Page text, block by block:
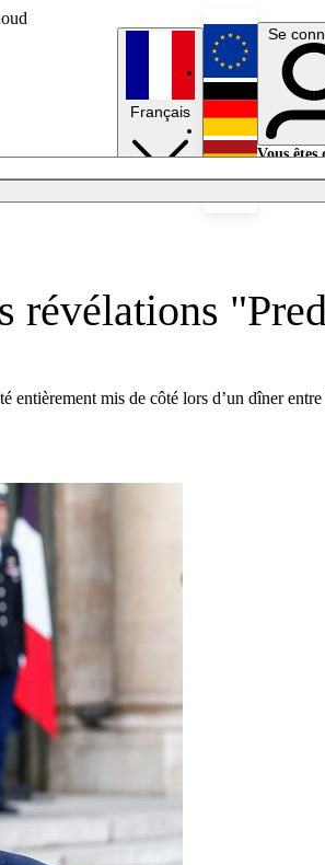
Français
English
Deutsch
Se
Vous êtes
révélations
entièrement mis de côté lors d’un dîner